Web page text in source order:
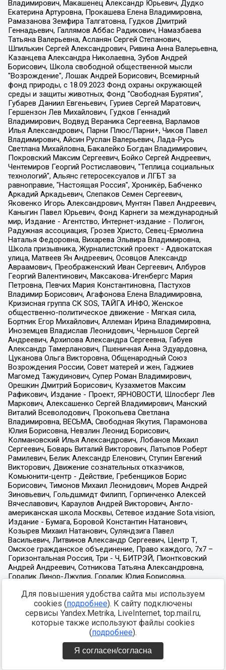
Для повышения удобства сайта мы используем
cookies (подробнее). К сайту подключены
сервисы Yandex.Metrika, LiveInternet, top.mail.ru,
которые также используют файлы cookies
(подробнее).
Я согласен/согласна